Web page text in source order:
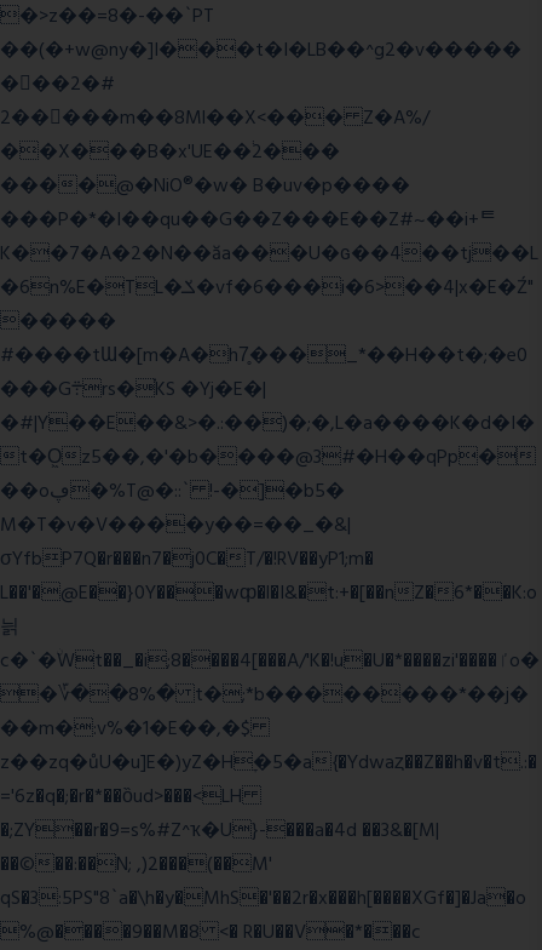
�>z��=8�-��`PT
��(�+w@ny�]I���t�I�LB��^g2�v�����
��ٕ�2�#
2�����m��8Ml��X<��� Z�A%/
��X���B�x'UE��֔2���
����@�NiO®�w� B�uv�p����
���P�*�I��qu��G��Z��� E��Z#~��i+ᄐ
K��7�A�2�N��ăa���U�ɢ��4��tj��L
�6n%E�TL�ݎ�vf�6���i�6>��4|x�E�Ź"
�����
#����tƜ�[m�A�h7̥���_*��H��t�;�e0
���G܊rs�֗KS �Yj�E�|
�#|Y��E��&>�.:��)�;�,L�a����K�d�I�
t�O͖z5��,�'�b����@3#�H��qPp�
��oڥ�%T@�::` !-�]�b5�
M�T�v�V����y��=��_�&|
σYfbP7Q�r���n7�j0C�T/�!RV��yP1;m�
L��'�@E��}0Y���wȹ�l�I&�t:+�[��nZ�6*��K:o
늵
c�`�ۨWt��_�i;8����4[���A/'K�!u�U�*����zi'����ٵo�
�؆��8%� t�;*b��������*��j�
��m�:v%�1�E��,�$
z��zq�ůU�u]E�)yZ�Hׇ�5�a{�Ydwaȥ��Z��h�v�t.:�
='6z�q�;�r�*��ȍud>���<LH
�;ZY��r�9=s%#Z^ҡ�U}-���a�4d ��3&�[M|
��©��:��N; ,)2���(��M'
qS�3:5PS"8`a�\h�y�MhS�'��2r�x���h[����XGf�]�Ja�o
%@����9��M�8 <� R�U��V�*���c